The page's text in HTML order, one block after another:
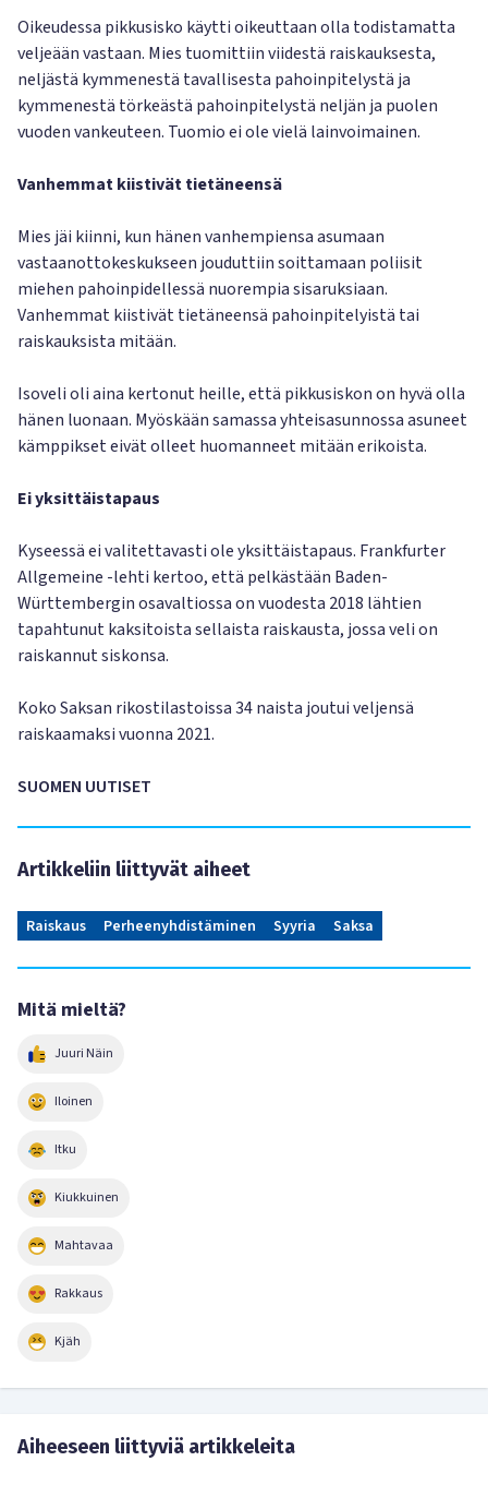
Oikeudessa pikkusisko käytti oikeuttaan olla todistamatta
veljeään vastaan. Mies tuomittiin viidestä raiskauksesta,
neljästä kymmenestä tavallisesta pahoinpitelystä ja
kymmenestä törkeästä pahoinpitelystä neljän ja puolen
vuoden vankeuteen. Tuomio ei ole vielä lainvoimainen.
Vanhemmat kiistivät tietäneensä
Mies jäi kiinni, kun hänen vanhempiensa asumaan
vastaanottokeskukseen jouduttiin soittamaan poliisit
miehen pahoinpidellessä nuorempia sisaruksiaan.
Vanhemmat kiistivät tietäneensä pahoinpitelyistä tai
raiskauksista mitään.
Isoveli oli aina kertonut heille, että pikkusiskon on hyvä olla
hänen luonaan. Myöskään samassa yhteisasunnossa asuneet
kämppikset eivät olleet huomanneet mitään erikoista.
Ei yksittäistapaus
Kyseessä ei valitettavasti ole yksittäistapaus. Frankfurter
Allgemeine -lehti kertoo, että pelkästään Baden-
Württembergin osavaltiossa on vuodesta 2018 lähtien
tapahtunut kaksitoista sellaista raiskausta, jossa veli on
raiskannut siskonsa.
Koko Saksan rikostilastoissa 34 naista joutui veljensä
raiskaamaksi vuonna 2021.
SUOMEN UUTISET
Artikkeliin liittyvät aiheet
Raiskaus Perheenyhdistäminen Syyria Saksa
Mitä mieltä?
Juuri Näin
Iloinen
Itku
Kiukkuinen
Mahtavaa
Rakkaus
Kjäh
Aiheeseen liittyviä artikkeleita